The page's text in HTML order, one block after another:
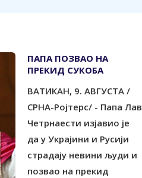
ПАПА ПОЗВАО НА
ПРЕКИД СУКОБА
ВАТИКАН, 9. АВГУСТА /
СРНА-Ројтерс/ - Папа Лав
Четрнаести изјавио је
да у Украјини и Русији
страдају невини људи и
позвао на прекид